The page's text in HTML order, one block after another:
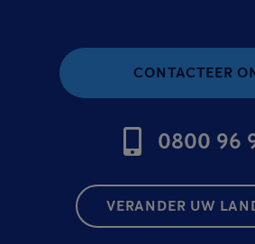
CONTACTEER
0800 96
VERANDER UW